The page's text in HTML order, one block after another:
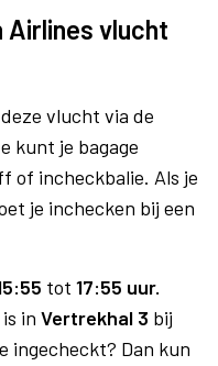
Airlines vlucht
vlucht via de
kunt je bagage
of incheckbalie. Als je
je inchecken bij een
tot 17:55 uur.
in Vertrekhal 3 bij
ingecheckt? Dan kun